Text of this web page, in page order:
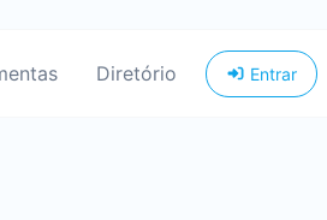
Diretório Entrar